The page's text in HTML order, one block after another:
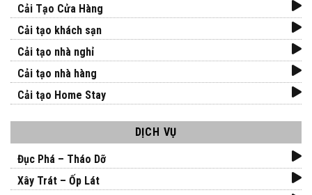
Cải Tạo Cửa Hàng
Cải tạo khách sạn
Cải tạo nhà nghỉ
Cải tạo nhà hàng
Cải tạo Home Stay
DỊCH VỤ
Đục Phá – Tháo Dỡ
Xây Trát – Ốp Lát